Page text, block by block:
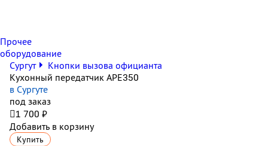
Прочее
оборудование
Сургут
Кнопки вызова официанта
Кухонный передатчик APE350
в Сургуте
под заказ
1 700 ₽
Добавить в корзину
Купить